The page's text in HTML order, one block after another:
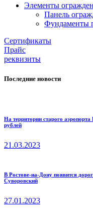
Элементы
Панель
Фундаменты
Cертификаты
Прайс
реквизиты
Последние новости
На территории старого
рублей
21.03.2023
В Ростове-на-Дону появится
Суворовский
27.01.2023